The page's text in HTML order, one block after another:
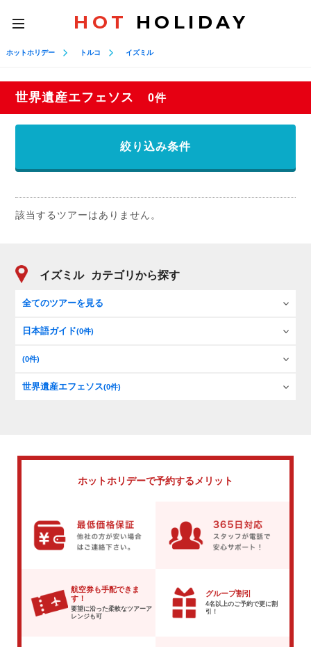
toggle
navigation
HOT HOLIDAY
ホットホリデー トルコ イズミル
世界遺産エフェソス 0件
絞り込み条件
該当するツアーはありません。
イズミル カテゴリから探す
全てのツアーを見る
日本語ガイド(0件)
(0件)
世界遺産エフェソス(0件)
ホットホリデーで予約するメリット
航空券も手配できま
す！
要望に沿った柔軟なツアーア
レンジも可
グループ割引
4名以上のご予約で更に割
引！